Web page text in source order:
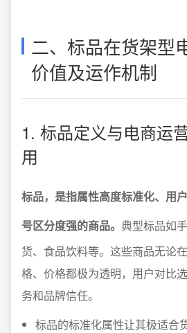
二、标品在货架型
价值及运作机制
1. 标品定义与电商运
用
标品，是指属性高度标准化、用
号区分度强的商品。 典型标品如
货、食品饮料等。这些商品无论
格、价格都极为透明，用户对比
务和品牌信任。
标品的标准化属性让其极适合